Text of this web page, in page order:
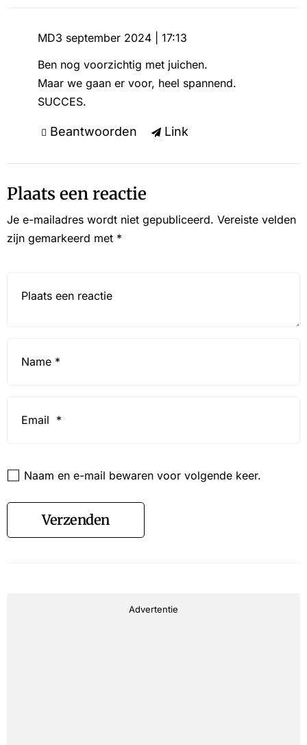
MD3 september 2024 | 17:13
Ben nog voorzichtig met juichen.
Maar we gaan er voor, heel spannend.
SUCCES.
Beantwoorden Link
Plaats een reactie
Je e-mailadres wordt niet gepubliceerd. Vereiste velden
zijn gemarkeerd met *
Naam en e-mail bewaren voor volgende keer.
Verzenden
Advertentie